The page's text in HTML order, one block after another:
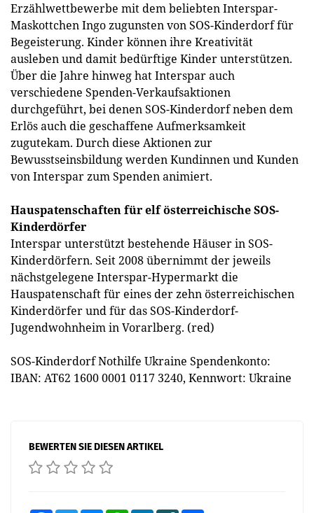
Erzählwettbewerbe mit dem beliebten Interspar-
Maskottchen Ingo zugunsten von SOS-Kinderdorf für
Begeisterung. Kinder können ihre Kreativität
ausleben und damit bedürftige Kinder unterstützen.
Über die Jahre hinweg hat Interspar auch
verschiedene Spenden-Verkaufsaktionen
durchgeführt, bei denen SOS-Kinderdorf neben dem
Erlös auch die geschaffene Aufmerksamkeit
zugutekam. Durch diese Aktionen zur
Bewusstseinsbildung werden Kundinnen und Kunden
von Interspar zum Spenden animiert.
Hauspatenschaften für elf österreichische SOS-
Kinderdörfer
Interspar unterstützt bestehende Häuser in SOS-
Kinderdörfern. Seit 2008 übernimmt der jeweils
nächstgelegene Interspar-Hypermarkt die
Hauspatenschaft für eines der zehn österreichischen
Kinderdörfer und für das SOS-Kinderdorf-
Jugendwohnheim in Vorarlberg. (red)
SOS-Kinderdorf Nothilfe Ukraine Spendenkonto:
IBAN: AT62 1600 0001 0117 3240, Kennwort: Ukraine
BEWERTEN SIE DIESEN ARTIKEL